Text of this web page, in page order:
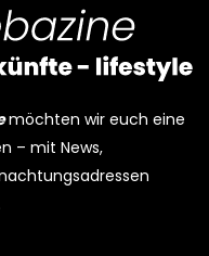
möchten wir euch eine
– mit News,